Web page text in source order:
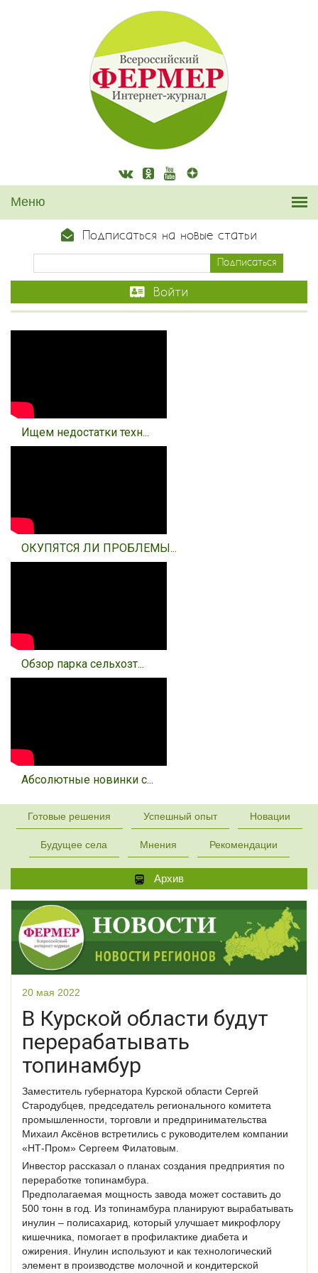
Подписаться на новые статьи
Войти
Ищем недостатки техн...
ОКУПЯТСЯ ЛИ ПРОБЛЕМЫ...
Обзор парка сельхозт...
Абсолютные новинки с...
Готовые решения Успешный опыт Новации
Будущее села Мнения Рекомендации
Архив
20 мая 2022
В Курской области будут
перерабатывать
топинамбур
Заместитель губернатора Курской области Сергей
Стародубцев, председатель регионального комитета
промышленности, торговли и предпринимательства
Михаил Аксёнов встретились с руководителем компании
«НТ-Пром» Сергеем Филатовым.
Инвестор рассказал о планах создания предприятия по
переработке топинамбура.
Предполагаемая мощность завода может составить до
500 тонн в год. Из топинамбура планируют вырабатывать
инулин – полисахарид, который улучшает микрофлору
кишечника, помогает в профилактике диабета и
ожирения. Инулин используют и как технологический
элемент в производстве молочной и кондитерской